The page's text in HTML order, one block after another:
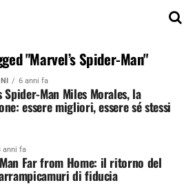
"Marvel’s Spider-Man"
6 anni fa
Spider-Man Miles Morales, la
essere migliori, essere sé stessi
anni fa
Far from Home: il ritorno del
di fiducia